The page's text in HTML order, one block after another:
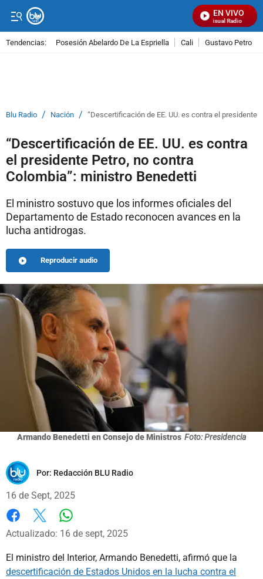
EN VIVO
Señal Visual Radio
Tendencias: Posesión Abelardo De La Espriella Cali Gustavo Petro
Blu Radio / Nación / “Descertificación de EE. UU. es contra el presidente
“Descertificación de EE. UU. es contra
el presidente Petro, no contra
Colombia”: ministro Benedetti
El ministro sostuvo que los informes oficiales del
Departamento de Estado reconocen avances en la
lucha antidrogas.
Reproducir audio
Armando Benedetti en Consejo de Ministros Foto: Presidencia
Por: Redacción BLU Radio
16 de Sept, 2025
Facebook
X
Actualizado: 16 de sept, 2025
El ministro del Interior, Armando Benedetti, afirmó que la
descertificación de Estados Unidos en la lucha contra el